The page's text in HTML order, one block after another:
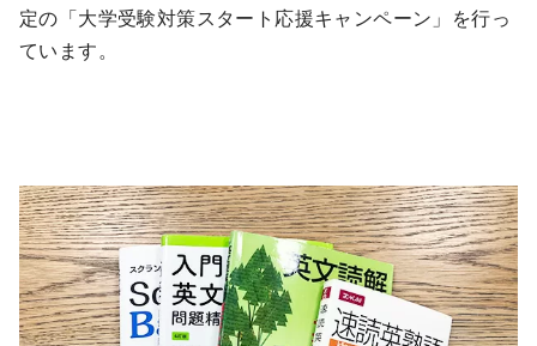
定の「大学受験対策スタート応援キャンペーン」を行っ
ています。